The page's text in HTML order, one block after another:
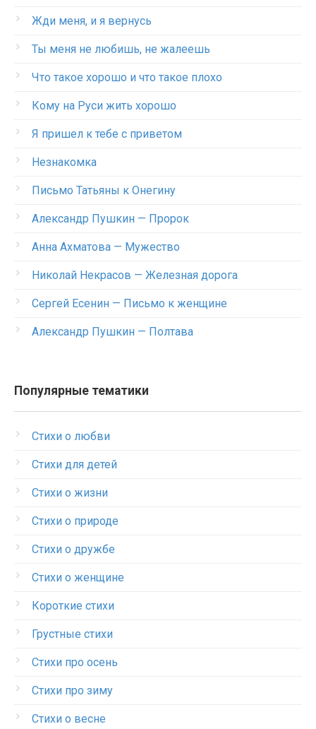
Жди меня, и я вернусь
Ты меня не любишь, не жалеешь
Что такое хорошо и что такое плохо
Кому на Руси жить хорошо
Я пришел к тебе с приветом
Незнакомка
Письмо Татьяны к Онегину
Александр Пушкин — Пророк
Анна Ахматова — Мужество
Николай Некрасов — Железная дорога
Сергей Есенин — Письмо к женщине
Александр Пушкин — Полтава
Популярные тематики
Стихи о любви
Стихи для детей
Стихи о жизни
Стихи о природе
Стихи о дружбе
Стихи о женщине
Короткие стихи
Грустные стихи
Стихи про осень
Стихи про зиму
Стихи о весне